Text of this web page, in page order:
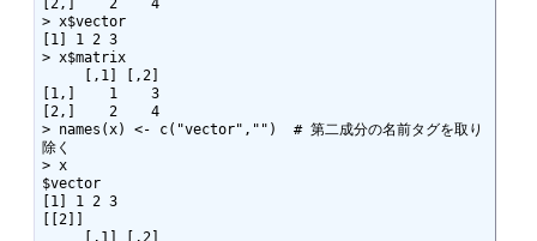
[2,]    2    4
> x$vector
[1] 1 2 3
> x$matrix
[1,]    1    3
[2,]    2    4
> names(x) <- c("vector","")  # 第二成分の名前タグを取り
除く
> x
$vector
[1] 1 2 3
[[2]]